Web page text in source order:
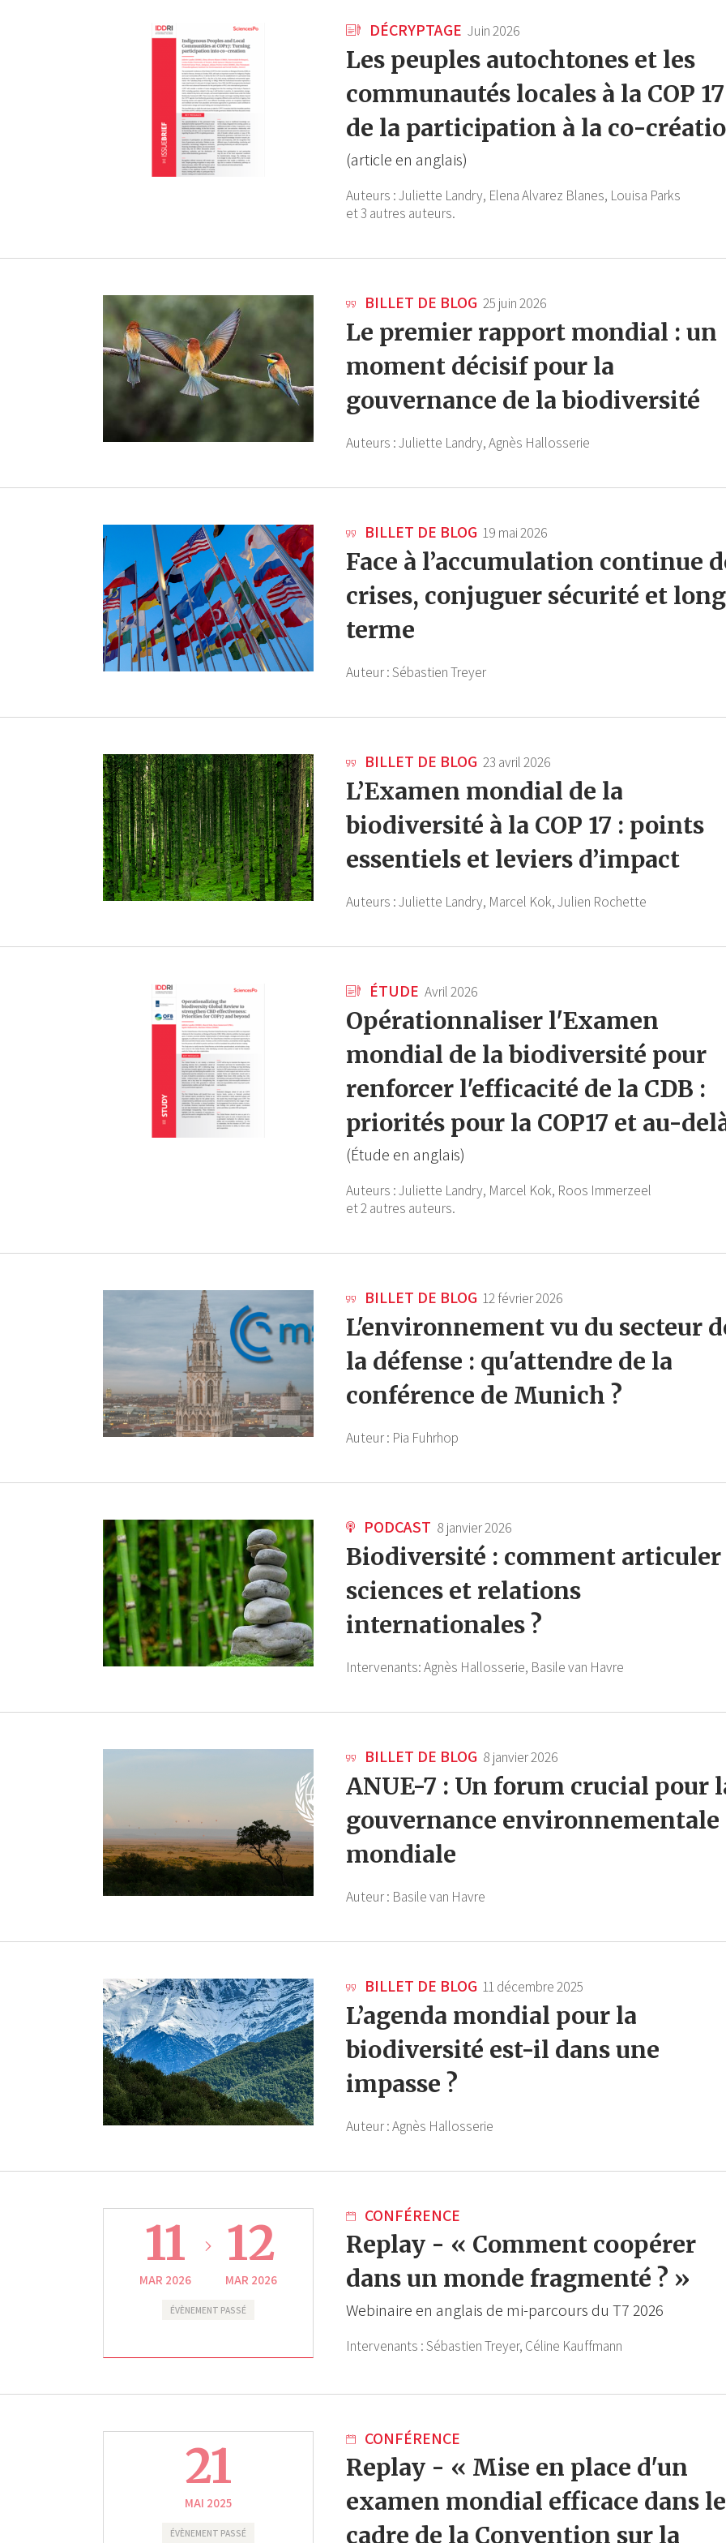
DÉCRYPTAGE Juin 2026
Les peuples autochtones et les
communautés locales à la COP
de la participation à la co-
(article en anglais)
Auteurs :Juliette Landry, Elena Alvarez Blanes, Louisa Parks
et 3 autres auteurs.
BILLET DE BLOG 25 juin 2026
Le premier rapport mondial : un
moment décisif pour la
gouvernance de la biodiversité
Auteurs :Juliette Landry,Agnès Hallosserie
BILLET DE BLOG 19 mai 2026
Face à l’accumulation continue
crises, conjuguer sécurité et long
terme
Auteur :Sébastien Treyer
BILLET DE BLOG 23 avril 2026
L’Examen mondial de la
biodiversité à la COP 17 : points
essentiels et leviers d’impact
Auteurs :Juliette Landry, Marcel Kok,Julien Rochette
ÉTUDE Avril 2026
Opérationnaliser l'Examen
mondial de la biodiversité pour
renforcer l'efficacité de la CDB :
priorités pour la COP17 et au-
(Étude en anglais)
Auteurs :Juliette Landry, Marcel Kok, Roos Immerzeel
et 2 autres auteurs.
BILLET DE BLOG 12 février 2026
L'environnement vu du secteur
la défense : qu'attendre de la
conférence de Munich ?
Auteur : Pia Fuhrhop
PODCAST 8 janvier 2026
Biodiversité : comment articuler
sciences et relations
internationales ?
Intervenants:Agnès Hallosserie, Basile van Havre
BILLET DE BLOG 8 janvier 2026
ANUE-7 : Un forum crucial pour
gouvernance environnementale
mondiale
Auteur : Basile van Havre
BILLET DE BLOG 11 décembre 2025
L’agenda mondial pour la
biodiversité est-il dans une
impasse ?
Auteur :Agnès Hallosserie
11
MAR 2026
12
MAR 2026
ÉVÈNEMENT PASSÉ
CONFÉRENCE
Replay - « Comment coopérer
dans un monde fragmenté ? »
Webinaire en anglais de mi-parcours du T7 2026
Intervenants :Sébastien Treyer, Céline Kauffmann
21
MAI 2025
ÉVÈNEMENT PASSÉ
CONFÉRENCE
Replay - « Mise en place d'un
examen mondial efficace dans le
cadre de la Convention sur la